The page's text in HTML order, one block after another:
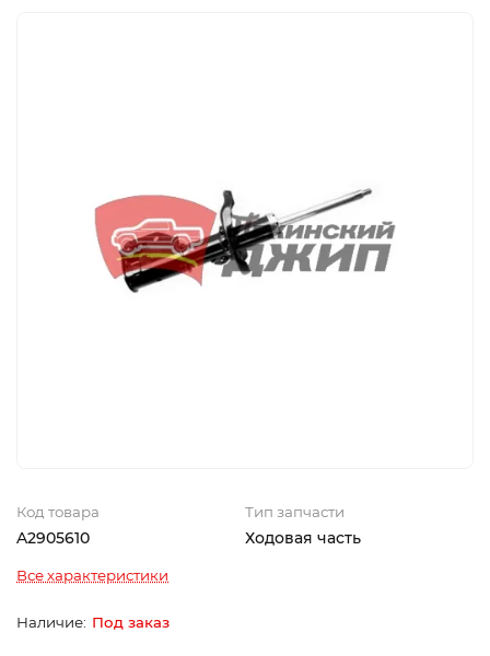
Код товара
A2905610
Тип запчасти
Ходовая часть
Все характеристики
Под заказ